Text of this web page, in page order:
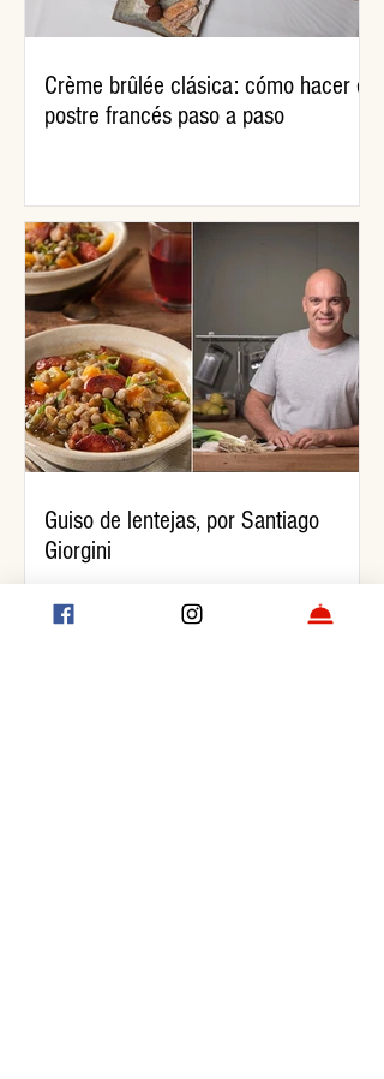
Crème brûlée clásica: cómo hacer el
postre francés paso a paso
Guiso de lentejas, por Santiago
Giorgini